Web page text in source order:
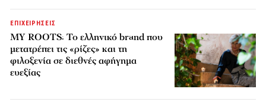
ΕΠΙΧΕΙΡΗΣΕΙΣ
MY ROOTS: Το ελληνικό brand που
μετατρέπει τις «ρίζες» και τη
φιλοξενία σε διεθνές αφήγημα
ευεξίας